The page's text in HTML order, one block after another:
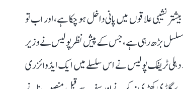
علاقوں میں پانی داخل ہو چکا ہے، اور اب تو
سطح مسلسل بڑھ رہی ہے، جس کے پیش نظر پولیس نے وزیر
ٹریفک پولیس نے اس سلسلے میں ایک ایڈوائزری